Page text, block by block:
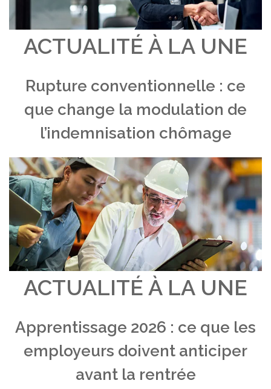
ACTUALITÉ À LA UNE
Rupture conventionnelle : ce
que change la modulation de
l’indemnisation chômage
ACTUALITÉ À LA UNE
Apprentissage 2026 : ce que les
employeurs doivent anticiper
avant la rentrée